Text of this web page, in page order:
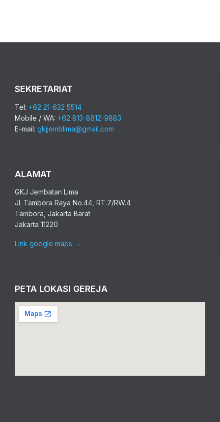
SEKRETARIAT
Tel: +62 21-632 5514
Mobile / WA: +62 813-8812-9883
E-mail: gkjjemblima@gmail.com
ALAMAT
GKJ Jembatan Lima
Jl. Tambora Raya No.44, RT.7/RW.4
Tambora, Jakarta Barat
Jakarta 11220
Link google maps →
PETA LOKASI GEREJA